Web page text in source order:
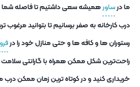
ما درساورهمیشه سعی داشتیم تا فاصله شما
درب کارخانه به صفر برسانیم تا بتوانید
رستوران ها و کافه ها و حتی منازل خود را در
راحت‌ترین شکل ممکن همراه با گارانتی سلامت
خریداری کنید و در کوتاه ترین زمان ممکن